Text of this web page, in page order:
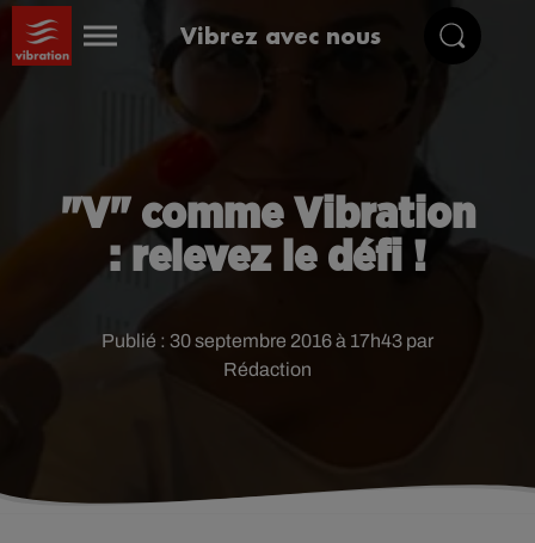
Vibrez avec nous
"V" comme Vibration
: relevez le défi !
Publié : 30 septembre 2016 à 17h43 par
Rédaction